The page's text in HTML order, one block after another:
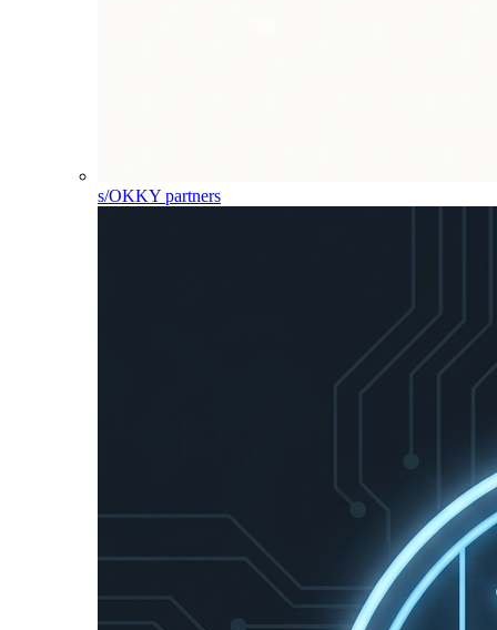
s/OKKY partners